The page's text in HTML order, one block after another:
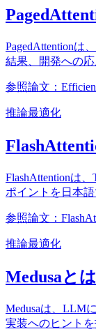
PagedAttention
結果、開発への
参照論文：
推論最適化
FlashAttentionは
ポイントを日本語
参照論文：
推論最適化
Medusaと
Medusaは、LLM
実装へのヒントを